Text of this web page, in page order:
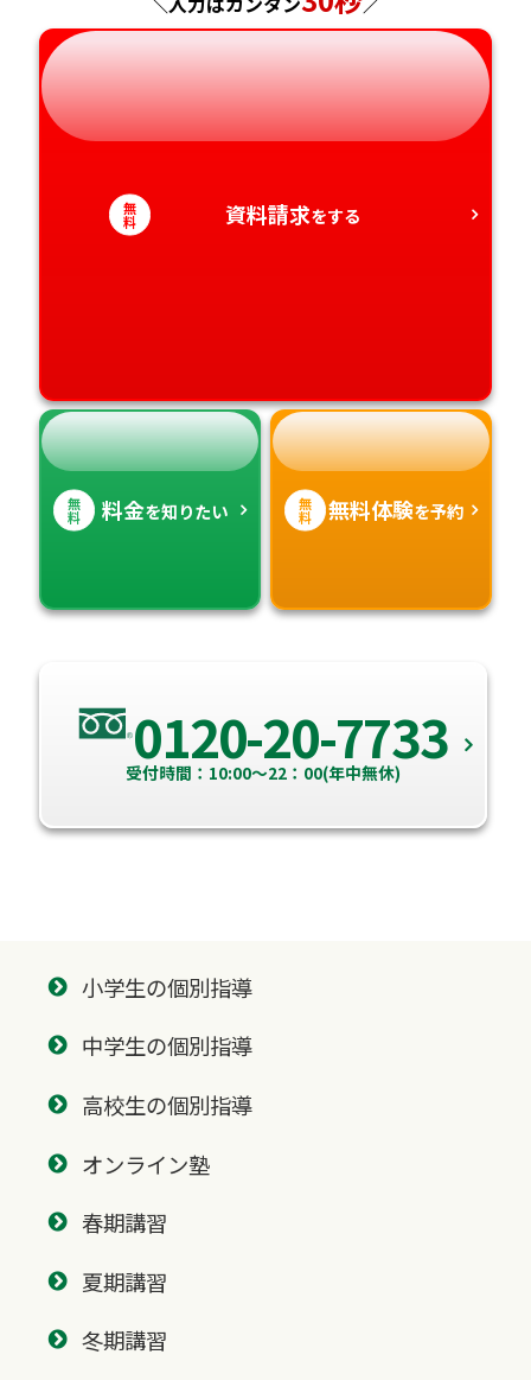
静岡県
和歌山県
徳島県
大分県
無
料 資料請求をする
無
料 料金を知りたい 無
料 無料体験を予約
0120-20-7733
受付時間：10:00～22：00(年中無休)
小学生の個別指導
中学生の個別指導
高校生の個別指導
オンライン塾
春期講習
夏期講習
冬期講習